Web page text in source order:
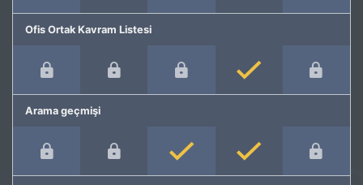
Ofis Ortak Kavram Listesi
Arama geçmişi